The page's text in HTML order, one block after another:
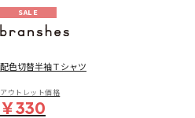
SALE
配色切替半袖Ｔシャツ
アウトレット価格
￥330